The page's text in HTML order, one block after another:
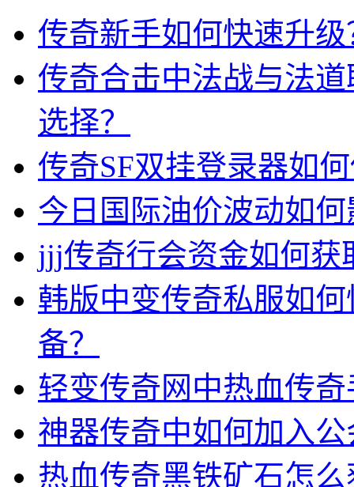
传奇新手如何快速升
传奇合击中法战与法
选择？
传奇SF双挂登录器如
今日国际油价波动如
jjj传奇行会资金如何获
韩版中变传奇私服如
备？
轻变传奇网中热血传
神器传奇中如何加入公
热血传奇黑铁矿石怎